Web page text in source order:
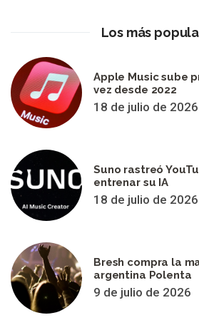
Los más
Apple Music sube
vez desde 2022
18 de julio de 2026
Suno rastreó
entrenar su IA
18 de julio de 2026
Bresh compra la
argentina Polenta
9 de julio de 2026